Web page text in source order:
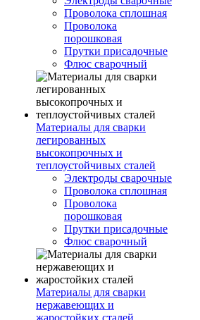
Проволока сплошная
Проволока
порошковая
Прутки присадочные
Флюс сварочный
Материалы для сварки
легированных
высокопрочных и
теплоустойчивых сталей
Электроды сварочные
Проволока сплошная
Проволока
порошковая
Прутки присадочные
Флюс сварочный
Материалы для сварки
нержавеющих и
жаростойких сталей